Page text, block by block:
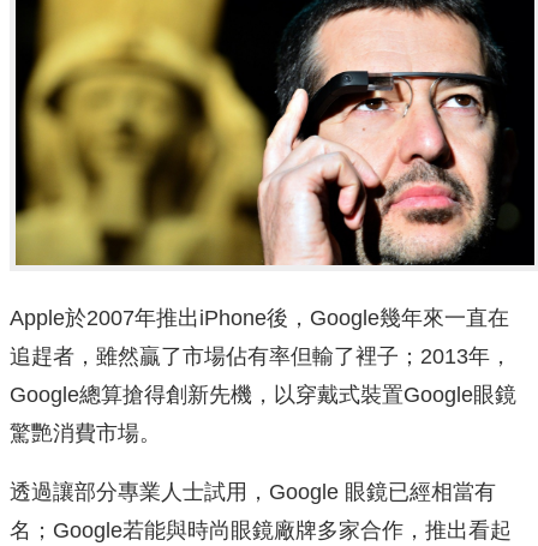
Apple於2007年推出iPhone後，Google幾年來一直在
追趕者，雖然贏了市場佔有率但輸了裡子；2013年，
Google總算搶得創新先機，以穿戴式裝置Google眼鏡
驚艷消費市場。
透過讓部分專業人士試用，Google 眼鏡已經相當有
名；Google若能與時尚眼鏡廠牌多家合作，推出看起